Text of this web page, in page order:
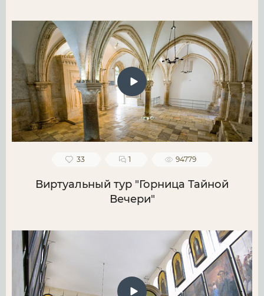
33 1 94779
Виртуальный тур "Горница Тайной
Вечери"